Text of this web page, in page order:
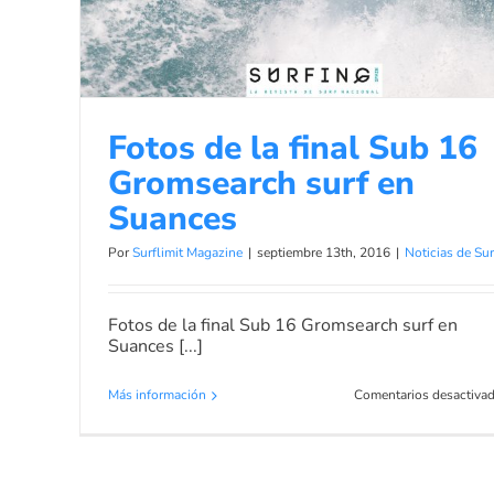
Noticias de Surf
Fotos de la final Sub 16
Gromsearch surf en
Suances
PorSurflimit Magazine | septiembre 13th, 2016 | Noticias de
Fotos de la final Sub 16 Gromsearch surf en
Suances [...]
Más información Comentarios